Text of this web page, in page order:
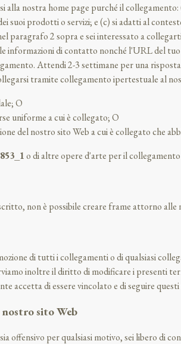
alla nostra home page purché il
suoi prodotti o servizi; e (c) si adatti al
paragrafo 2 sopra e sei interessato a
informazioni di contatto nonché l'URL del
Attendi 2-3 settimane per una
tramite collegamento ipertestuale al
O
uniforme a cui è collegato; O
del nostro sito Web a cui è collegato che
o di altre opere d'arte per il
non è possibile creare frame attorno
di tutti i collegamenti o di qualsiasi
inoltre il diritto di modificare i presenti
accetta di essere vincolato e di seguire
sito Web
offensivo per qualsiasi motivo, sei libero di